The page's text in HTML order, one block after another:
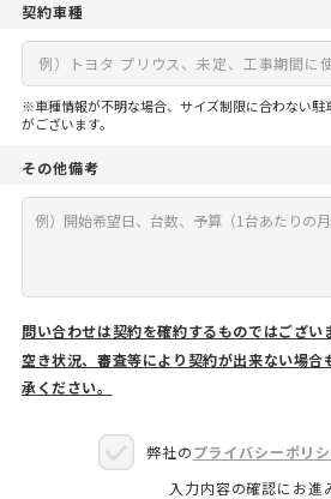
契約車種
※車種情報が不明な場合、サイズ制限に合わない駐
がございます。
その他備考
問い合わせは契約を確約するものではござい
空き状況、審査等により契約が出来ない場合
承ください。
弊社のプライバシーポリ
入力内容の確認にお進